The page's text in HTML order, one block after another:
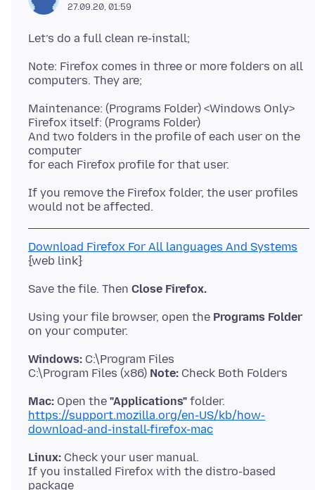
27.09.20, 01:59
Note: Firefox comes in three or more folders on all
Maintenance: (Programs Folder) <Windows Only>
Firefox itself: (Programs Folder)
And two folders in the profile of each user on the
computer
If you remove the Firefox folder, the user profiles
Download Firefox For All languages And Systems
Save the file. Then Close Firefox.
Using your file browser, open the Programs Folder
Windows: C:\Program Files
C:\Program Files (x86) Note:
Mac: Open the "Applications"
https://support.mozilla.org/en-US/kb/how-
download-and-install-firefox-mac
Linux: Check your user manual.
If you installed Firefox with the distro-based
package